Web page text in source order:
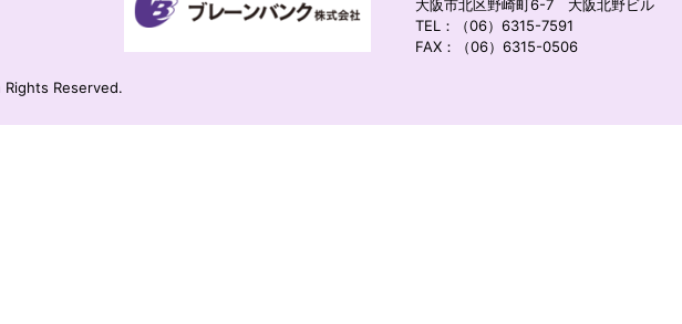
大阪市北区野崎町6-7 大阪北野ビル
TEL：（06）6315-7591
FAX：（06）6315-0506
Reserved.